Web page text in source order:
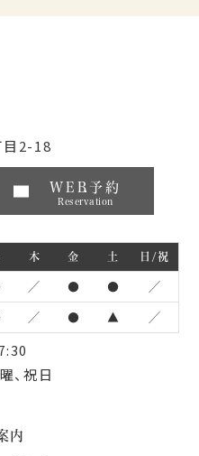
目2-18
WEB予約
Reservation
木 金 土 日/祝
／ ● ● ／
／ ● ▲ ／
、祝日
内